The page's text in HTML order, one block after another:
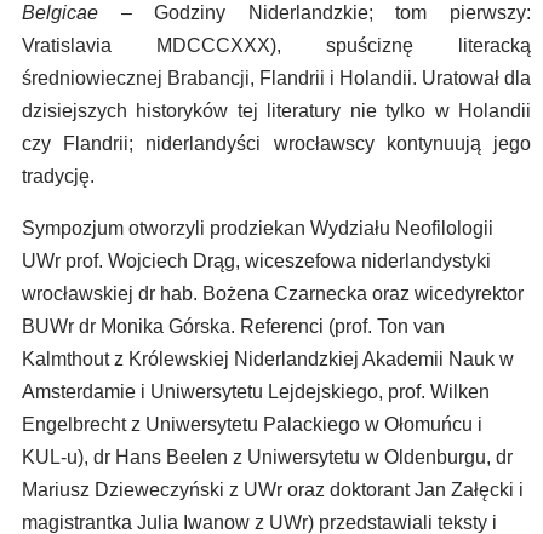
Belgicae – Godziny Niderlandzkie; tom pierwszy:
Vratislavia MDCCCXXX), spuściznę literacką
średniowiecznej Brabancji, Flandrii i Holandii. Uratował dla
dzisiejszych historyków tej literatury nie tylko w Holandii
czy Flandrii; niderlandyści wrocławscy kontynuują jego
tradycję.
Sympozjum otworzyli prodziekan Wydziału Neofilologii
UWr prof. Wojciech Drąg, wiceszefowa niderlandystyki
wrocławskiej dr hab. Bożena Czarnecka oraz wicedyrektor
BUWr dr Monika Górska. Referenci (prof. Ton van
Kalmthout z Królewskiej Niderlandzkiej Akademii Nauk w
Amsterdamie i Uniwersytetu Lejdejskiego, prof. Wilken
Engelbrecht z Uniwersytetu Palackiego w Ołomuńcu i
KUL-u), dr Hans Beelen z Uniwersytetu w Oldenburgu, dr
Mariusz Dzieweczyński z UWr oraz doktorant Jan Załęcki i
magistrantka Julia Iwanow z UWr) przedstawiali teksty i